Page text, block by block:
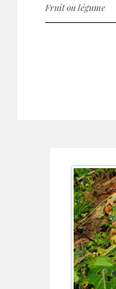
Fruit ou légume